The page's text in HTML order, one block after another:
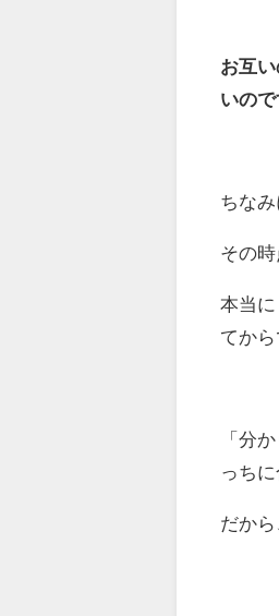
お互
いので
ちな
その時
本当
てから
「分
っち
だから